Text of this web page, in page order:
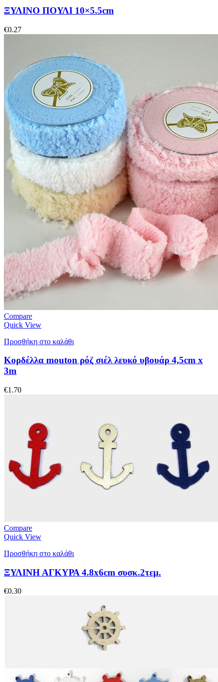
ΞΥΛΙΝΟ ΠΟΥΛΙ 10×5.5cm
€0.27
Compare
Quick View
Προσθήκη στο καλάθι
Κορδέλλα mouton ρόζ σιέλ λευκό υβουάρ 4,5cm x
3m
€1.70
Compare
Quick View
Προσθήκη στο καλάθι
ΞΥΛΙΝΗ ΑΓΚΥΡΑ 4.8x6cm συσκ.2τεμ.
€0.30